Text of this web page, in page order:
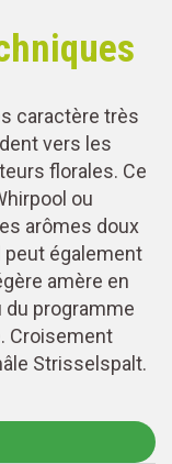
caractère très
vers les
florales. Ce
ou
arômes doux
peut également
amère en
programme
Croisement
Strisselspalt.